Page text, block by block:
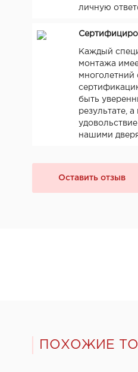
личную
Каждый
монтажа
многолетний
быть
результате,
нашими
Оставить отзыв
ПОХОЖИЕ